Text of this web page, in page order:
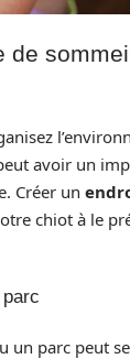
de
avoir un
Créer un
chiot à le
un parc peut